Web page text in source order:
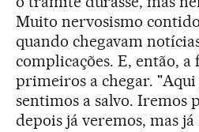
Muito nervosismo
quando chegavam
complicações. E, então, a
primeiros a chegar. "Aqui
sentimos a salvo. Iremos
depois já veremos, mas